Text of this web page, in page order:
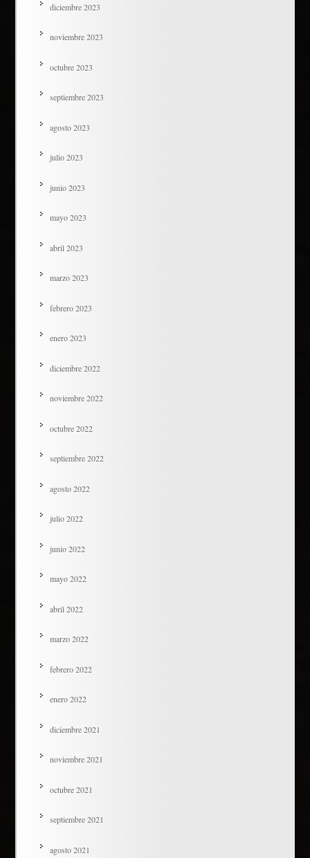
diciembre 2023
noviembre 2023
octubre 2023
septiembre 2023
agosto 2023
julio 2023
junio 2023
mayo 2023
abril 2023
marzo 2023
febrero 2023
enero 2023
diciembre 2022
noviembre 2022
octubre 2022
septiembre 2022
agosto 2022
julio 2022
junio 2022
mayo 2022
abril 2022
marzo 2022
febrero 2022
enero 2022
diciembre 2021
noviembre 2021
octubre 2021
septiembre 2021
agosto 2021